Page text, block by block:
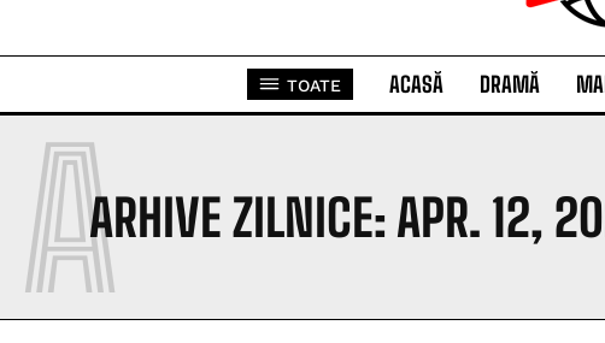
TOATE ACASĂ DRAMĂ
ARHIVE ZILNICE: APR. 12,
A